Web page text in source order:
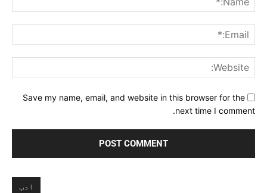
Save my name, email, and website in this browser for the
next time I comment.
ادب